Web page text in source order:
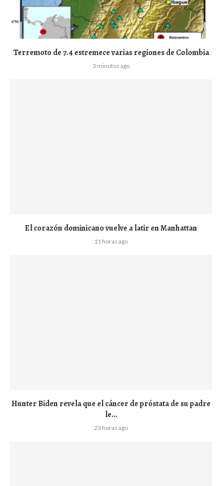
Terremoto de 7.4 estremece varias regiones de Colombia
3 minutos ago
El corazón dominicano vuelve a latir en Manhattan
11 horas ago
Hunter Biden revela que el cáncer de próstata de su padre
le...
23 horas ago